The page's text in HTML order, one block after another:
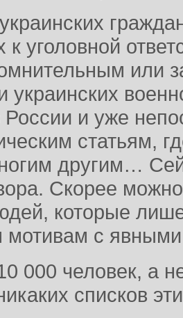
к уголовной
или
украинских
и уже
статьям,
другим…
Скорее
которые
мотивам с
000 человек, а
списков